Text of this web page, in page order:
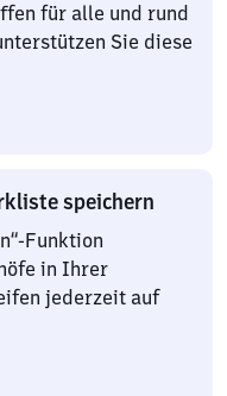
für alle und rund
Sie diese
speichern
Funktion
in Ihrer
jederzeit auf